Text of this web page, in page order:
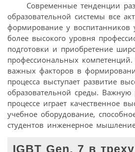
Современные тенденции
образовательной системы все
формирование у воспитанников
более высокого уровня
подготовки и приобретение
профессиональных
важных факторов в
процесса выступает развитие
образовательной среды.
процессе играет качественное
учебное оборудование,
студентов инженерное
IGBT Gen. 7 в